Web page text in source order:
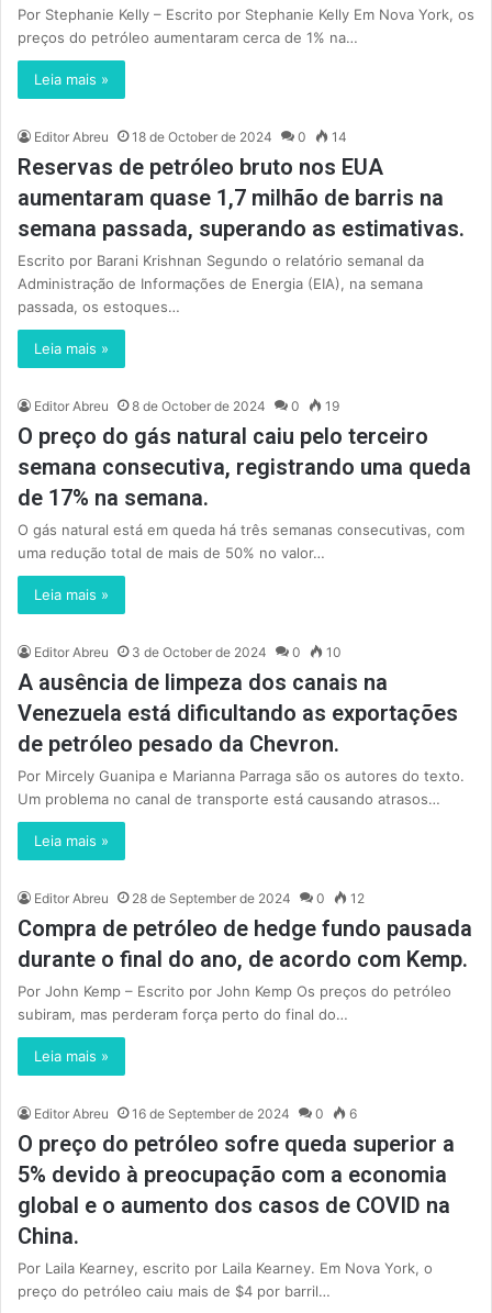
Por Stephanie Kelly – Escrito por Stephanie Kelly Em Nova York, os
preços do petróleo aumentaram cerca de 1% na…
Leia mais »
Editor Abreu 18 de October de 2024 0 14
Reservas de petróleo bruto nos EUA
aumentaram quase 1,7 milhão de barris na
semana passada, superando as estimativas.
Escrito por Barani Krishnan Segundo o relatório semanal da
Administração de Informações de Energia (EIA), na semana
passada, os estoques…
Leia mais »
Editor Abreu 8 de October de 2024 0 19
O preço do gás natural caiu pelo terceiro
semana consecutiva, registrando uma queda
de 17% na semana.
O gás natural está em queda há três semanas consecutivas, com
uma redução total de mais de 50% no valor…
Leia mais »
Editor Abreu 3 de October de 2024 0 10
A ausência de limpeza dos canais na
Venezuela está dificultando as exportações
de petróleo pesado da Chevron.
Por Mircely Guanipa e Marianna Parraga são os autores do texto.
Um problema no canal de transporte está causando atrasos…
Leia mais »
Editor Abreu 28 de September de 2024 0 12
Compra de petróleo de hedge fundo pausada
durante o final do ano, de acordo com Kemp.
Por John Kemp – Escrito por John Kemp Os preços do petróleo
subiram, mas perderam força perto do final do…
Leia mais »
Editor Abreu 16 de September de 2024 0 6
O preço do petróleo sofre queda superior a
5% devido à preocupação com a economia
global e o aumento dos casos de COVID na
China.
Por Laila Kearney, escrito por Laila Kearney. Em Nova York, o
preço do petróleo caiu mais de $4 por barril…